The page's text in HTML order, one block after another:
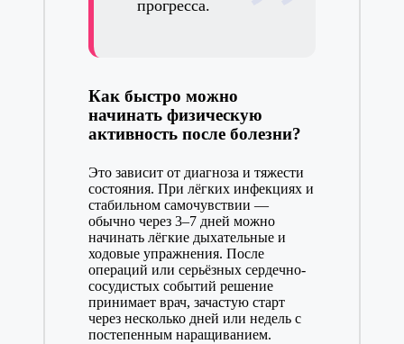
прогресса.
Как быстро можно
начинать физическую
активность после болезни?
Это зависит от диагноза и тяжести
состояния. При лёгких инфекциях и
стабильном самочувствии —
обычно через 3–7 дней можно
начинать лёгкие дыхательные и
ходовые упражнения. После
операций или серьёзных сердечно-
сосудистых событий решение
принимает врач, зачастую старт
через несколько дней или недель с
постепенным наращиванием.